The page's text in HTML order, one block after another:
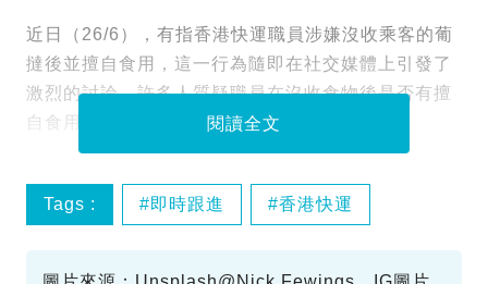
近日（26/6），有指香港快運職員涉嫌沒收乘客的葡
撻後並擅自食用，這一行為隨即在社交媒體上引發了
激烈的討論，許多人質疑職員在沒收食物後是否有擅
自食用。
閱讀全文
Tags : 即時跟進 香港快運